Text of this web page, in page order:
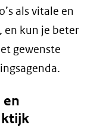
als vitale en
en kun je beter
gewenste